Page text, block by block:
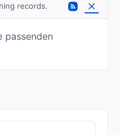
records.
passenden